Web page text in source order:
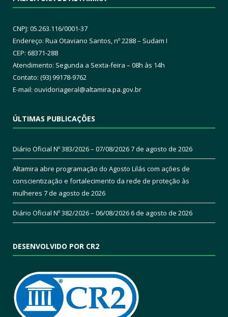
CNPJ: 05.263.116/0001-37
Endereço: Rua Otaviano Santos, nº 2288 – Sudam I
CEP: 68371-288
Atendimento: Segunda a Sexta-feira – 08h às 14h
Contato: (93) 99178-9762
E-mail: ouvidoriageral@altamira.pa.gov.br
ÚLTIMAS PUBLICAÇÕES
Diário Oficial Nº 383/2026 – 07/08/20267 de agosto de 2026
Altamira abre programação do Agosto Lilás com ações de
conscientização e fortalecimento da rede de proteção às
mulheres 7 de agosto de 2026
Diário Oficial Nº 382/2026 – 06/08/20266 de agosto de 2026
DESENVOLVIDO POR CR2